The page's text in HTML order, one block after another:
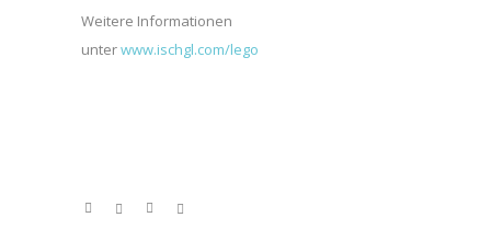
Weitere Informationen
unterwww.ischgl.com/lego